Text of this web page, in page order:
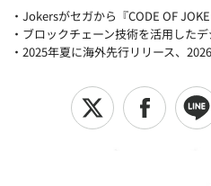
・Jokersがセガから『CODE OF
・ブロックチェーン技術を活用した
・2025年夏に海外先行リリース、